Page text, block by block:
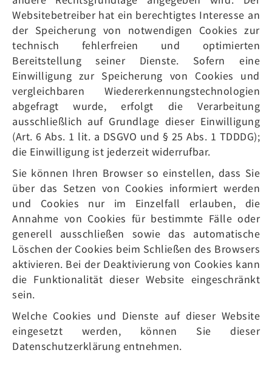
Websitebetreiber hat ein berechtigtes Interesse an
der Speicherung von notwendigen Cookies zur
technisch fehlerfreien und optimierten
Bereitstellung seiner Dienste. Sofern eine
Einwilligung zur Speicherung von Cookies und
vergleichbaren Wiedererkennungstechnologien
abgefragt wurde, erfolgt die Verarbeitung
ausschließlich auf Grundlage dieser Einwilligung
(Art. 6 Abs. 1 lit. a DSGVO und § 25 Abs. 1 TDDDG);
die Einwilligung ist jederzeit widerrufbar.
Sie können Ihren Browser so einstellen, dass Sie
über das Setzen von Cookies informiert werden
und Cookies nur im Einzelfall erlauben, die
Annahme von Cookies für bestimmte Fälle oder
generell ausschließen sowie das automatische
Löschen der Cookies beim Schließen des Browsers
aktivieren. Bei der Deaktivierung von Cookies kann
die Funktionalität dieser Website eingeschränkt
sein.
Welche Cookies und Dienste auf dieser Website
eingesetzt werden, können Sie dieser
Datenschutzerklärung entnehmen.